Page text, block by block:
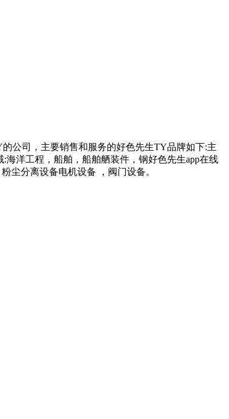
公司，主要销售和服务的好色先生TY品牌如下:主
工程，船舶，船舶舾装件，钢好色先生app在线
尘分离设备电机设备 ，阀门设备。